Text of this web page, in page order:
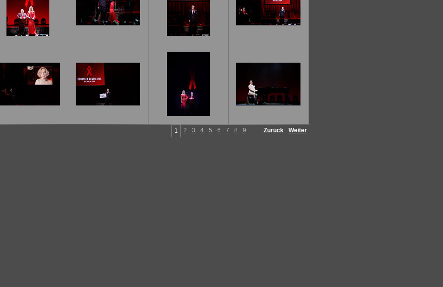
1 2 3 4 5 6 7 8 9 Zurück Weiter